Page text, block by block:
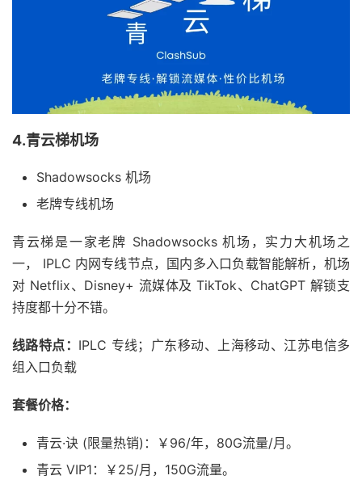
4.青云梯机场
Shadowsocks 机场
老牌专线机场
青云梯是一家老牌 Shadowsocks 机场，实力大机场之
一， IPLC 内网专线节点，国内多入口负载智能解析，机场
对 Netflix、Disney+ 流媒体及 TikTok、ChatGPT 解锁支
持度都十分不错。
线路特点： IPLC 专线；广东移动、上海移动、江苏电信多
组入口负载
套餐价格：
青云·诀 (限量热销)：￥96/年，80G流量/月。
青云 VIP1：￥25/月，150G流量。